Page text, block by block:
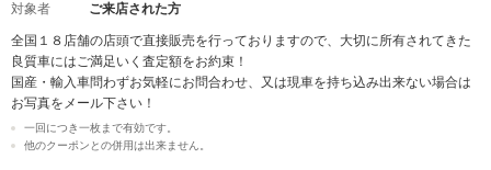
対象者
ご来店された方
全国１８店舗の店頭で直接販売を行っておりますので、大切に所有されてきた
良質車にはご満足いく査定額をお約束！
国産・輸入車問わずお気軽にお問合わせ、又は現車を持ち込み出来ない場合は
お写真をメール下さい！
一回につき一枚まで有効です。
他のクーポンとの併用は出来ません。